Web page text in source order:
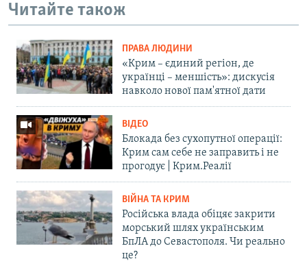
Читайте також
ПРАВА ЛЮДИНИ
«Крим – єдиний регіон, де
українці – меншість»: дискусія
навколо нової пам'ятної дати
ВІДЕО
Блокада без сухопутної операції:
Крим сам себе не заправить і не
прогодує | Крим.Реалії
ВІЙНА ТА КРИМ
Російська влада обіцяє закрити
морський шлях українським
БпЛА до Севастополя. Чи реально
це?